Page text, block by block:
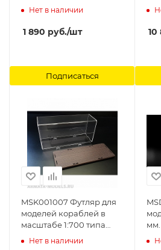
Дредноут Модель-
Нет в наличии
1 890 руб./шт
Подписаться
10
MSK001007 Футляр для
моделей кораблей в
масштабе 1:700 типа
Линкор Модель-Сервис
Нет в наличии
мм.